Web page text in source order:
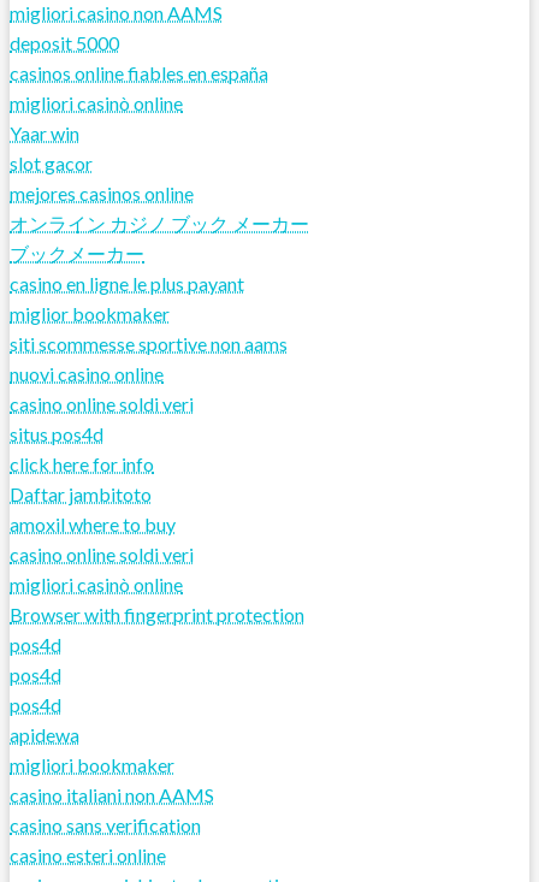
migliori casino non AAMS
deposit 5000
casinos online fiables en españa
migliori casinò online
Yaar win
slot gacor
mejores casinos online
オンライン カジノ ブック メーカー
ブックメーカー
casino en ligne le plus payant
miglior bookmaker
siti scommesse sportive non aams
nuovi casino online
casino online soldi veri
situs pos4d
click here for info
Daftar jambitoto
amoxil where to buy
casino online soldi veri
migliori casinò online
Browser with fingerprint protection
pos4d
pos4d
pos4d
apidewa
migliori bookmaker
casino italiani non AAMS
casino sans verification
casino esteri online